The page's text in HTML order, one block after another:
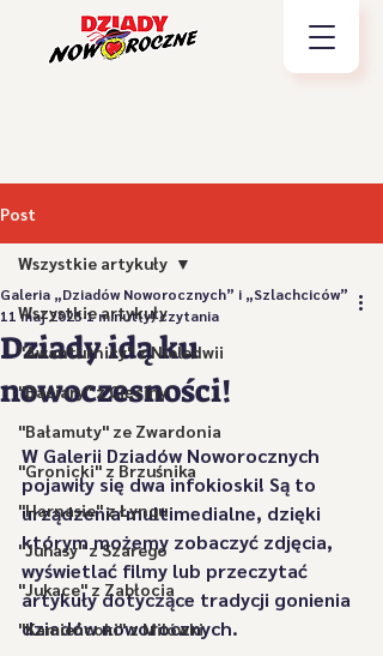
Post
Wszystkie artykuły
"Awanturnicy" z Nieledwii
"Baciary" z Cięciny
"Bałamuty" ze Zwardonia
"Gronicki" z Brzuśnika
"Harnasie" z Łyngu
"Juhasy" z Szarego
"Jukace" z Zabłocia
"Kamieńcoki" z Milówki
Wszystkie artykuły
Dziady idą ku
nowoczesności!
Galeria „Dziadów Noworocznych” i „Szlachciców”
11 maj 2023 1 minut(y) czytania
W Galerii Dziadów Noworocznych
pojawiły się dwa infokioski! Są to
urządzenia multimedialne, dzięki
którym możemy zobaczyć zdjęcia,
wyświetlać filmy lub przeczytać
artykuły dotyczące tradycji gonienia
dziadów noworocznych.